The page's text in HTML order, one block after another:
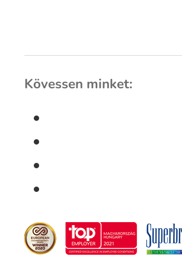
Kövessen minket: